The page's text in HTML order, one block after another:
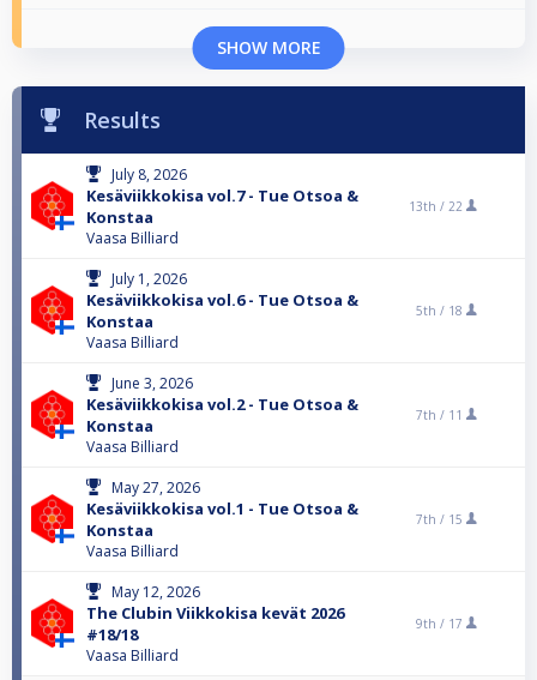
SHOW MORE
Results
July 8, 2026
Kesäviikkokisa vol.7 - Tue Otsoa &
Konstaa
Vaasa Billiard
13th / 22
July 1, 2026
Kesäviikkokisa vol.6 - Tue Otsoa &
Konstaa
Vaasa Billiard
5th / 18
June 3, 2026
Kesäviikkokisa vol.2 - Tue Otsoa &
Konstaa
Vaasa Billiard
7th / 11
May 27, 2026
Kesäviikkokisa vol.1 - Tue Otsoa &
Konstaa
Vaasa Billiard
7th / 15
May 12, 2026
The Clubin Viikkokisa kevät 2026
#18/18
Vaasa Billiard
9th / 17